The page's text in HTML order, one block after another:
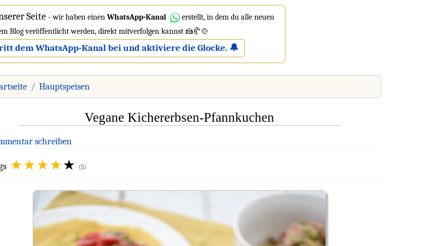
Seite -wir haben einen WhatsApp-Kanal
erstellt, in dem du alle neuen
Blog veröffentlicht werden, direkt mitverfolgen kannst 🍰🥐🍲
dem WhatsApp-Kanal bei und aktiviere die Glocke. 🔔
Hauptspeisen
Vegane Kichererbsen-Pfannkuchen
schreiben
(5)